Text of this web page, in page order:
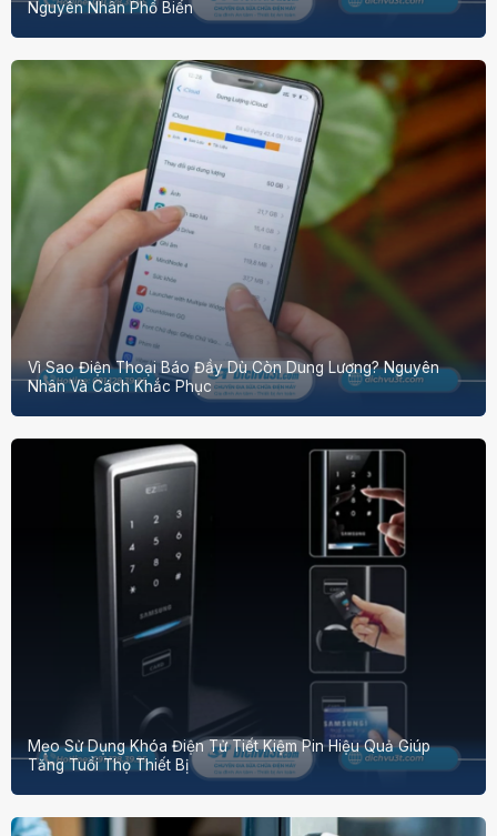
Nguyên Nhân Phổ Biến
Vì Sao Điện Thoại Báo Đầy Dù Còn Dung Lượng? Nguyên
Nhân Và Cách Khắc Phục
Mẹo Sử Dụng Khóa Điện Tử Tiết Kiệm Pin Hiệu Quả Giúp
Tăng Tuổi Thọ Thiết Bị